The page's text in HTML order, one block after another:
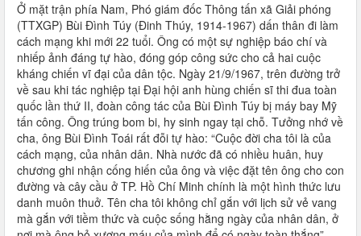
Ở mặt trận phía Nam, Phó giám đốc Thông tấn xã Giải phóng
(TTXGP) Bùi Đình Túy (Đinh Thúy, 1914-1967) dấn thân đi làm
cách mạng khi mới 22 tuổi. Ông có một sự nghiệp báo chí và
nhiếp ảnh đáng tự hào, đóng góp công sức cho cả hai cuộc
kháng chiến vĩ đại của dân tộc. Ngày 21/9/1967, trên đường trở
về sau khi tác nghiệp tại Đại hội anh hùng chiến sĩ thi đua toàn
quốc lần thứ II, đoàn công tác của Bùi Đình Túy bị máy bay Mỹ
tấn công. Ông trúng bom bi, hy sinh ngay tại chỗ. Tưởng nhớ về
cha, ông Bùi Đình Toái rất đỗi tự hào: “Cuộc đời cha tôi là của
cách mạng, của nhân dân. Nhà nước đã có nhiều huân, huy
chương ghi nhận cống hiến của ông và việc đặt tên ông cho con
đường và cây cầu ở TP. Hồ Chí Minh chính là một hình thức lưu
danh muôn thuở. Tên cha tôi không chỉ gắn với lịch sử vẻ vang
mà gắn với tiềm thức và cuộc sống hằng ngày của nhân dân, ở